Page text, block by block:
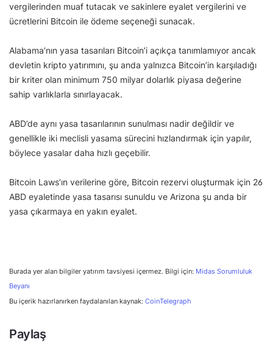
vergilerinden muaf tutacak ve sakinlere eyalet vergilerini ve
ücretlerini Bitcoin ile ödeme seçeneği sunacak.
Alabama’nın yasa tasarıları Bitcoin’i açıkça tanımlamıyor ancak
devletin kripto yatırımını, şu anda yalnızca Bitcoin’in karşıladığı
bir kriter olan minimum 750 milyar dolarlık piyasa değerine
sahip varlıklarla sınırlayacak.
ABD’de aynı yasa tasarılarının sunulması nadir değildir ve
genellikle iki meclisli yasama sürecini hızlandırmak için yapılır,
böylece yasalar daha hızlı geçebilir.
Bitcoin Laws’ın verilerine göre, Bitcoin rezervi oluşturmak için 26
ABD eyaletinde yasa tasarısı sunuldu ve Arizona şu anda bir
yasa çıkarmaya en yakın eyalet.
Burada yer alan bilgiler yatırım tavsiyesi içermez. Bilgi için: Midas Sorumluluk
Beyanı
Bu içerik hazırlanırken faydalanılan kaynak: CoinTelegraph
Paylaş